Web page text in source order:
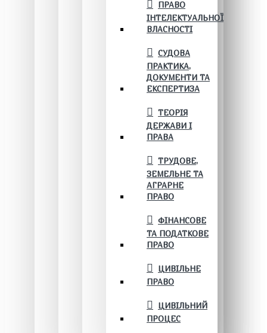
ПРАВО
ІНТЕЛЕКТУАЛЬНОЇ
ВЛАСНОСТІ
СУДОВА
ПРАКТИКА,
ДОКУМЕНТИ ТА
ЕКСПЕРТИЗА
ТЕОРІЯ
ДЕРЖАВИ І
ПРАВА
ТРУДОВЕ,
ЗЕМЕЛЬНЕ ТА
АГРАРНЕ
ПРАВО
ФІНАНСОВЕ
ТА ПОДАТКОВЕ
ПРАВО
ЦИВІЛЬНЕ
ПРАВО
ЦИВІЛЬНИЙ
ПРОЦЕС